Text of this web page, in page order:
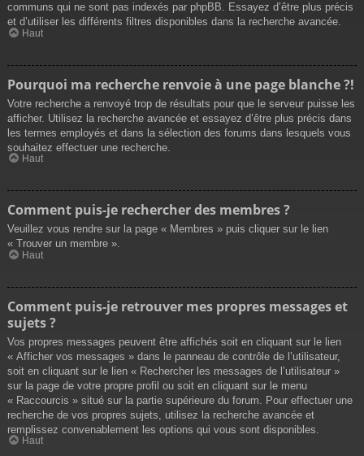
communs qui ne sont pas indexés par phpBB. Essayez d’être plus précis
et d’utiliser les différents filtres disponibles dans la recherche avancée.
Haut
Pourquoi ma recherche renvoie à une page blanche ?!
Votre recherche a renvoyé trop de résultats pour que le serveur puisse les
afficher. Utilisez la recherche avancée et essayez d’être plus précis dans
les termes employés et dans la sélection des forums dans lesquels vous
souhaitez effectuer une recherche.
Haut
Comment puis-je rechercher des membres ?
Veuillez vous rendre sur la page « Membres » puis cliquer sur le lien
« Trouver un membre ».
Haut
Comment puis-je retrouver mes propres messages et
sujets ?
Vos propres messages peuvent être affichés soit en cliquant sur le lien
« Afficher vos messages » dans le panneau de contrôle de l’utilisateur,
soit en cliquant sur le lien « Rechercher les messages de l’utilisateur »
sur la page de votre propre profil ou soit en cliquant sur le menu
« Raccourcis » situé sur la partie supérieure du forum. Pour effectuer une
recherche de vos propres sujets, utilisez la recherche avancée et
remplissez convenablement les options qui vous sont disponibles.
Haut